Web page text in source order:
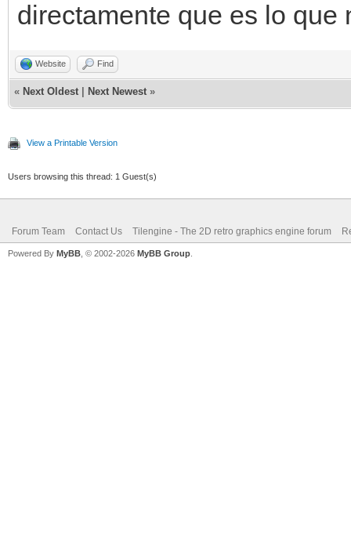
directamente que es lo que
Website Find
« Next Oldest Next Newest »
View a Printable Version
Users browsing this thread: 1 Guest(s)
Forum Team Contact Us Tilengine - The 2D retro graphics engine forum
Powered By MyBB , © 2002-2026 MyBB Group